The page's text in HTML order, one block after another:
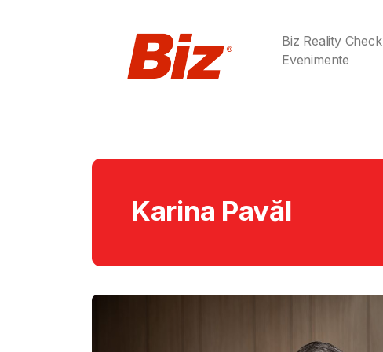
Biz Reality Check
Evenimente
Karina Pavăl